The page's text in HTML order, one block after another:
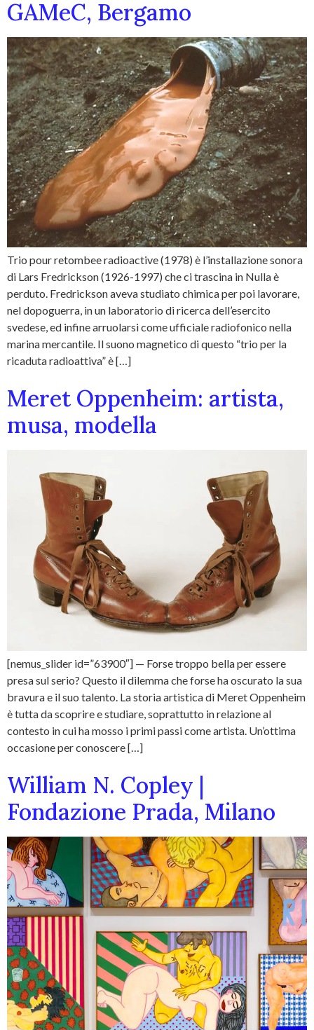
GAMeC, Bergamo
Trio pour retombee radioactive (1978) è l’installazione sonora
di Lars Fredrickson (1926-1997) che ci trascina in Nulla è
perduto. Fredrickson aveva studiato chimica per poi lavorare,
nel dopoguerra, in un laboratorio di ricerca dell’esercito
svedese, ed infine arruolarsi come ufficiale radiofonico nella
marina mercantile. Il suono magnetico di questo “trio per la
ricaduta radioattiva” è […]
Meret Oppenheim: artista,
musa, modella
[nemus_slider id=”63900″] — Forse troppo bella per essere
presa sul serio? Questo il dilemma che forse ha oscurato la sua
bravura e il suo talento. La storia artistica di Meret Oppenheim
è tutta da scoprire e studiare, soprattutto in relazione al
contesto in cui ha mosso i primi passi come artista. Un’ottima
occasione per conoscere […]
William N. Copley |
Fondazione Prada, Milano